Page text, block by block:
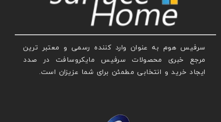
سرفیس هوم به عنوان وارد کننده رسمی و معتبر ترین
مرجع خبری محصولات سرفیس مایکروسافت در صدد
ایجاد خرید و انتخابی مطمئن برای شما عزیزان است.